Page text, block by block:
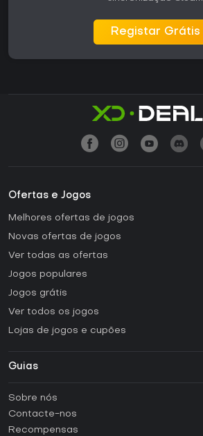
Registar Grátis
Ofertas e Jogos
Melhores ofertas de jogos
Novas ofertas de jogos
Ver todas as ofertas
Jogos populares
Jogos grátis
Ver todos os jogos
Lojas de jogos e cupões
Guias
Como ativar uma CD Key Steam?
Sobre nós
Contacte-nos
Recompensas